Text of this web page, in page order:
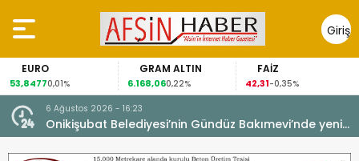
Giriş
Yap
GRAM ALTIN
0,22% -0,35%
6 Ağustos 2026 - 16:23
Onikişubat Belediyesi’nin Gündüz Bakımevi’nde yeni
dönemin ön kayıtları başladı.